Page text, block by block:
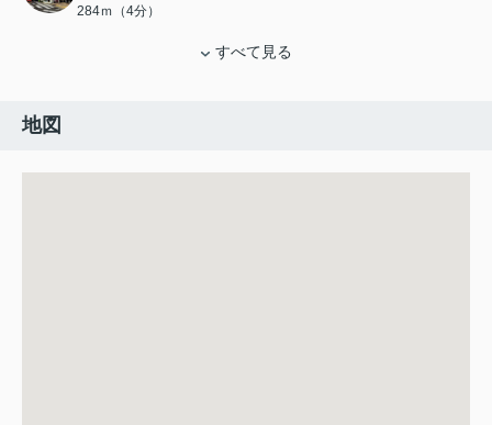
284ｍ（4分）
すべて見る
地図